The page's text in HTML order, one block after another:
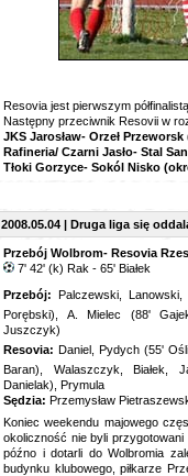
Resovia jest pierwszym
Następny przeciwnik Resovii w
JKS Jarosław- Orzeł
Rafineria/ Czarni Jasło- Stal
Tłoki Gorzyce- Sokól Nisko
2008.05.04 | Druga liga się
Przebój Wolbrom- Resovia
7' 42' (k) Rak - 65' Białek
Przebój: Palczewski,
Porębski), A. Mielec (88'
Juszczyk)
Resovia:Daniel, Pydych (55'
Baran), Walaszczyk, Białek,
Danielak), Prymula
Sędzia: Przemysław
Koniec weekendu majowego
okoliczność nie byli
późno i dotarli do Wolbromia
budynku klubowego, piłkarze